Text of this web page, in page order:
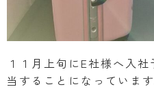
１１月上旬にE社様へ入
当することになっています